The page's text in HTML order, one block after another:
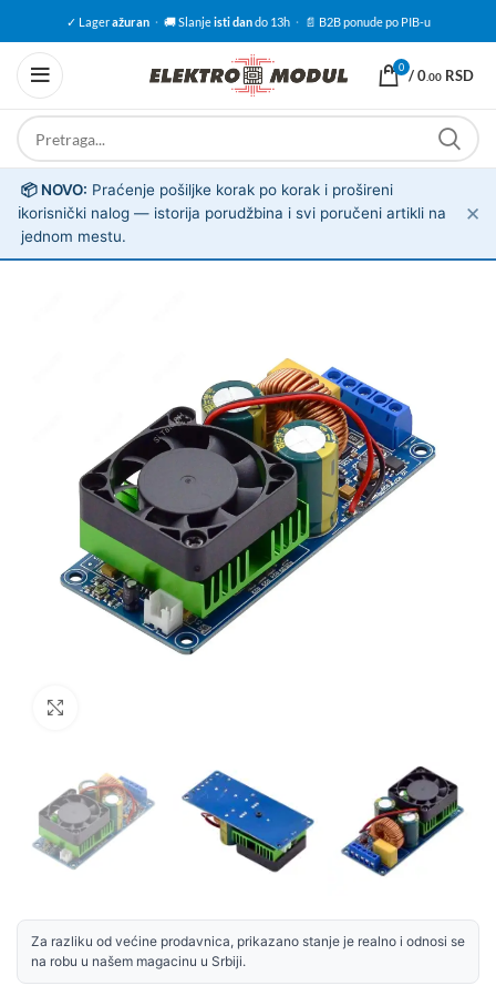
✓ Lageražuran · 🚚 Slanjeisti dando 13h · 📄 B2B ponude po PIB-u
0 /0.00 RSD
ℹ️
📦 NOVO: Praćenje pošiljke korak po korak i prošireni
korisnički nalog — istorija porudžbina i svi poručeni artikli na
jednom mestu.
✕
Za razliku od većine prodavnica, prikazano stanje je realno i odnosi se
na robu u našem magacinu u Srbiji.